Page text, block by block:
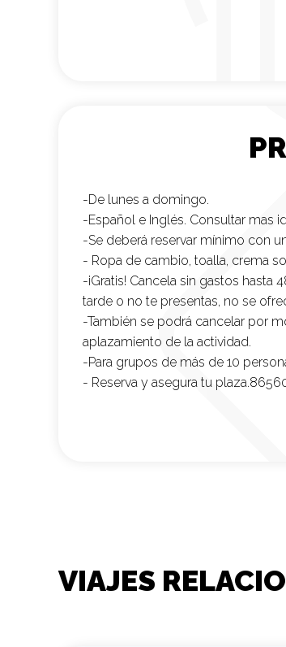
-De lunes a domingo.
-Español e Inglés. Consultar mas
-Se deberá reservar mínimo con
- Ropa de cambio, toalla, crema
-¡Gratis! Cancela sin gastos
tarde o no te presentas, no se
-También se podrá cancelar por
aplazamiento de la
-Para grupos de más de 10
- Reserva y asegura tu
VIAJES